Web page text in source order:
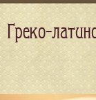
Греко-